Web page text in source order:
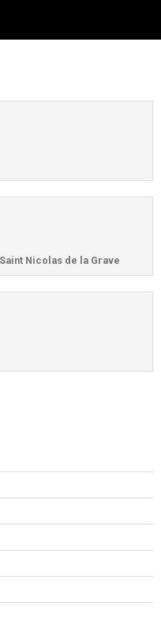
Nicolas de la Grave